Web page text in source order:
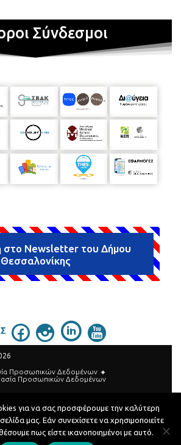
Σύνδεσμοι
στο Newsletter του Δήμου
Θεσσαλονίκης
Προσωπικών Δεδομένων
Προσωπικών Δεδομένων
Projects
για να σας προσφέρουμε την καλύτερη
μας. Εάν συνεχίσετε να χρησιμοποιείτε
πως είστε ικανοποιημένοι με αυτό.